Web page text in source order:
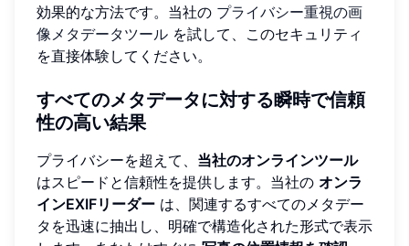
効果的な方法です。当社の プライバシー重視の画
像メタデータツール を試して、このセキュリティ
を直接体験してください。
すべてのメタデータに対する瞬時で信頼
性の高い結果
プライバシーを超えて、 当社のオンラインツール
はスピードと信頼性を提供します。当社の オンラ
インEXIFリーダー は、関連するすべてのメタデー
タを迅速に抽出し、明確で構造化された形式で表示